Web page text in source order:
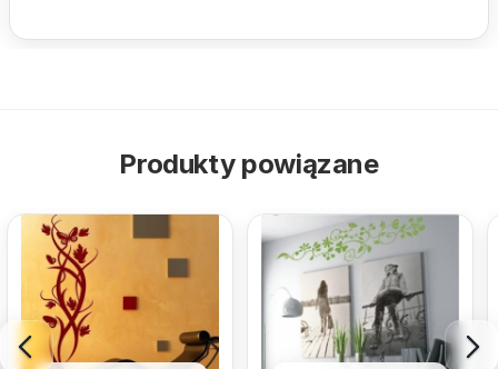
Produkty powiązane